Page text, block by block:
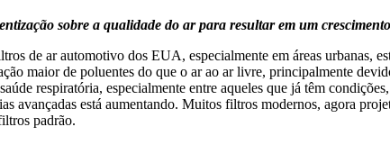
sobre a qualidade do ar para resultar em um
de ar automotivo dos EUA, especialmente em áreas urbanas,
maior de poluentes do que o ar ao ar livre, principalmente
respiratória, especialmente entre aqueles que já têm
avançadas está aumentando. Muitos filtros modernos, agora
padrão.